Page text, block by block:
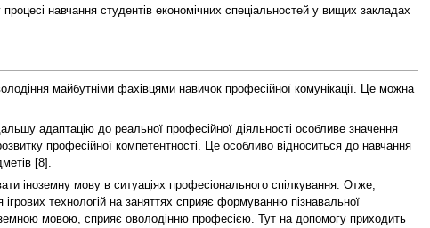
навчання студентів економічних спеціальностей у вищих закладах
майбутніми фахівцями навичок професійної комунікації. Це можна
адаптацію до реальної професійної діяльності особливе значення
професійної компетентності. Це особливо відноситься до навчання
[8].
іноземну мову в ситуаціях професіонального спілкування. Отже,
технологій на заняттях сприяє формуванню пізнавальної
мовою, сприяє оволодінню професією. Тут на допомогу приходить